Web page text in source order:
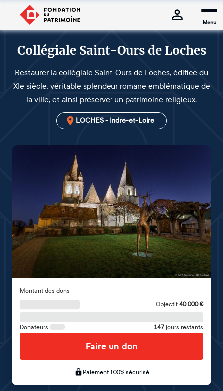
Menu
Collégiale Saint-Ours de Loches
Restaurer la collégiale Saint-Ours de Loches, édifice du
XIe siècle, véritable splendeur romane emblématique de
la ville, et ainsi préserver un patrimoine religieux.
LOCHES - Indre-et-Loire
Montant des dons
Objectif 40 000€
Donateurs 147 jours restants
Faire un don
Paiement 100% sécurisé